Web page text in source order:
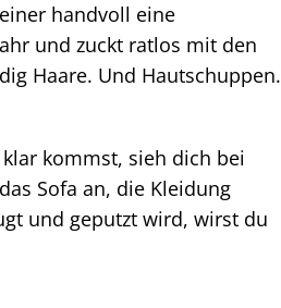
handvoll eine
und zuckt ratlos mit den
Haare. Und Hautschuppen.
kommst, sieh dich bei
Sofa an, die Kleidung
und geputzt wird, wirst du